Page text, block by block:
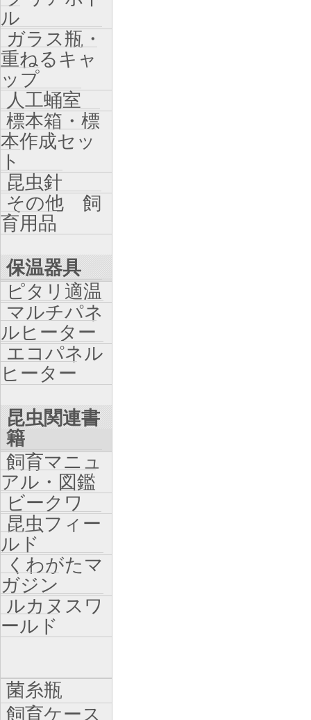
ル
ガラス瓶・
重ねるキャ
ップ
人工蛹室
標本箱・標
本作成セッ
ト
昆虫針
その他 飼
育用品
保温器具
ピタリ適温
マルチパネ
ルヒーター
エコパネル
ヒーター
昆虫関連書
籍
飼育マニュ
アル・図鑑
ビークワ
昆虫フィー
ルド
くわがたマ
ガジン
ルカヌスワ
ールド
菌糸瓶
飼育ケース